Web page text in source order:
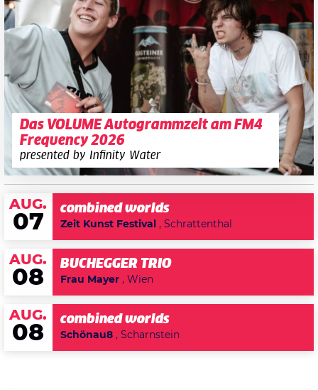
Das VOLUME Autogrammzelt am FM4
Frequency 2026
presented by Infinity Water
AUG.
07
combined worlds
Zeit Kunst Festival , Schrattenthal
AUG.
08
BUCHEGGER TRIO
Frau Mayer , Wien
AUG.
08
combined worlds
Schönau8 , Scharnstein